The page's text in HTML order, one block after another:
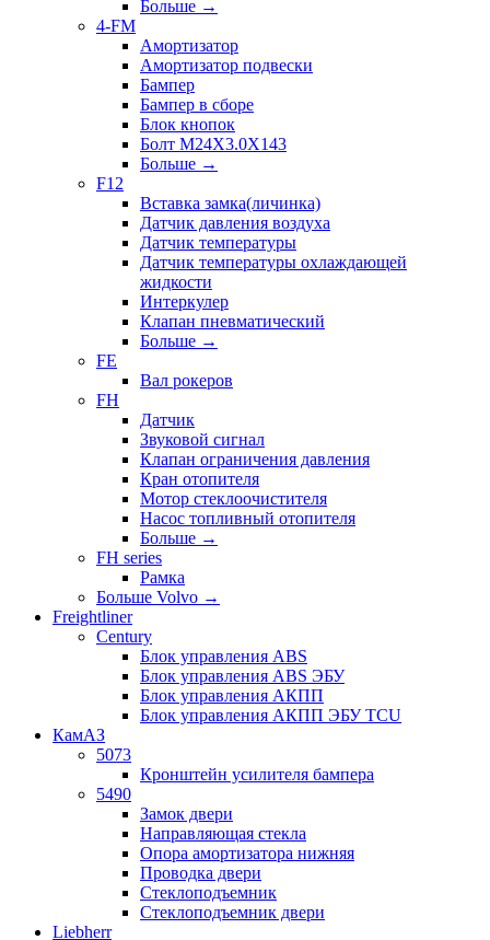
Больше →
4-FM
Амортизатор
Амортизатор подвески
Бампер
Бампер в сборе
Блок кнопок
Болт M24X3.0X143
Больше →
F12
Вставка замка(личинка)
Датчик давления воздуха
Датчик температуры
Датчик температуры охлаждающей
жидкости
Интеркулер
Клапан пневматический
Больше →
FE
Вал рокеров
FH
Датчик
Звуковой сигнал
Клапан ограничения давления
Кран отопителя
Мотор стеклоочистителя
Насос топливный отопителя
Больше →
FH series
Рамка
Больше Volvo →
Freightliner
Century
Блок управления ABS
Блок управления ABS ЭБУ
Блок управления АКПП
Блок управления АКПП ЭБУ TCU
КамАЗ
5073
Кронштейн усилителя бампера
5490
Замок двери
Направляющая стекла
Опора амортизатора нижняя
Проводка двери
Стеклоподъемник
Стеклоподъемник двери
Liebherr